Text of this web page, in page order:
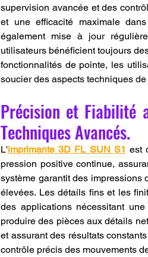
supervision avancée et des
et une efficacité maximale
également mise à jour
utilisateurs bénéficient toujours
fonctionnalités de pointe, les
soucier des aspects techniques
Précision et Fiabilité
Techniques Avancés.
L'imprimante 3D FL SUN S1 est
pression positive continue,
système garantit des impressions
élevées. Les détails fins et les
des applications nécessitant
produire des pièces aux détails
et assurant des résultats
contrôle précis des mouvements